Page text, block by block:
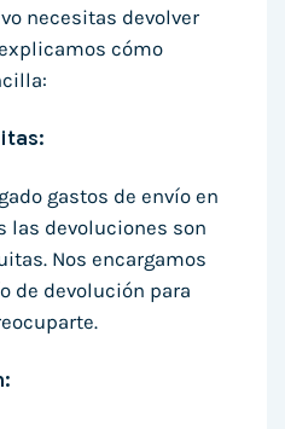
necesitas devolver
cómo
gastos de envío en
las devoluciones son
Nos encargamos
de devolución para